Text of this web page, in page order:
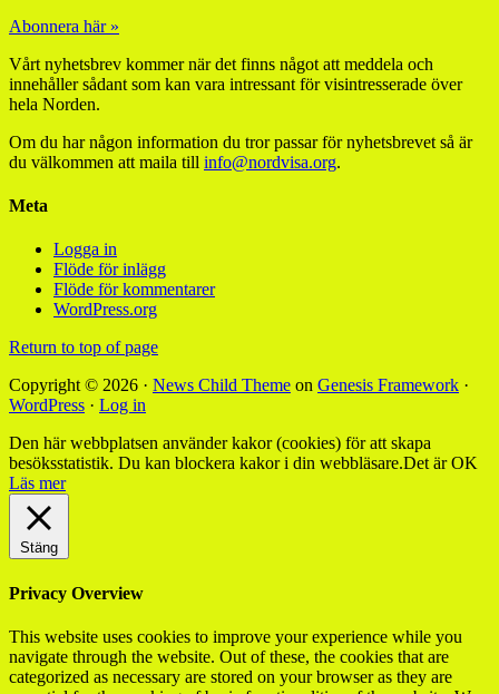
Abonnera här »
Vårt nyhetsbrev kommer när det finns något att meddela och
innehåller sådant som kan vara intressant för visintresserade över
hela Norden.
Om du har någon information du tror passar för nyhetsbrevet så är
du välkommen att maila till info@nordvisa.org.
Meta
Logga in
Flöde för inlägg
Flöde för kommentarer
WordPress.org
Return to top of page
Copyright © 2026 · News Child Theme on Genesis Framework ·
WordPress · Log in
Den här webbplatsen använder kakor (cookies) för att skapa
besöksstatistik. Du kan blockera kakor i din webbläsare.Det är OK
Läs mer
Stäng
Privacy Overview
This website uses cookies to improve your experience while you
navigate through the website. Out of these, the cookies that are
categorized as necessary are stored on your browser as they are